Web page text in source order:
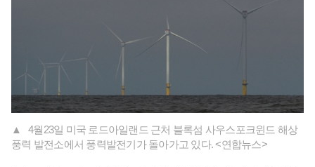
▲ 4월23일 미국 로드아일랜드 근처 블록섬 사우스포크윈드 해상
풍력 발전소에서 풍력발전기가 돌아가고 있다. <연합뉴스>